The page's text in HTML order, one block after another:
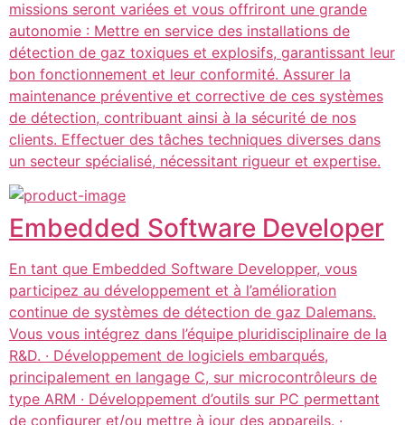
missions seront variées et vous offriront une grande
autonomie : Mettre en service des installations de
détection de gaz toxiques et explosifs, garantissant leur
bon fonctionnement et leur conformité. Assurer la
maintenance préventive et corrective de ces systèmes
de détection, contribuant ainsi à la sécurité de nos
clients. Effectuer des tâches techniques diverses dans
un secteur spécialisé, nécessitant rigueur et expertise.
Embedded Software Developer
En tant que Embedded Software Developper, vous
participez au développement et à l’amélioration
continue de systèmes de détection de gaz Dalemans.
Vous vous intégrez dans l’équipe pluridisciplinaire de la
R&D. · Développement de logiciels embarqués,
principalement en langage C, sur microcontrôleurs de
type ARM · Développement d’outils sur PC permettant
de configurer et/ou mettre à jour des appareils. ·